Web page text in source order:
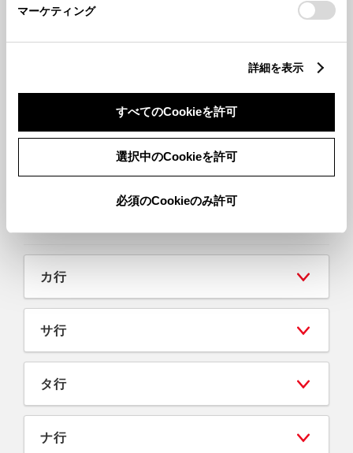
マーケティング
詳細を表示
すべてのCookieを許可
選択中のCookieを許可
必須のCookieのみ許可
ヴォクシー
FJクルーザー
カ行
サ行
タ行
ナ行